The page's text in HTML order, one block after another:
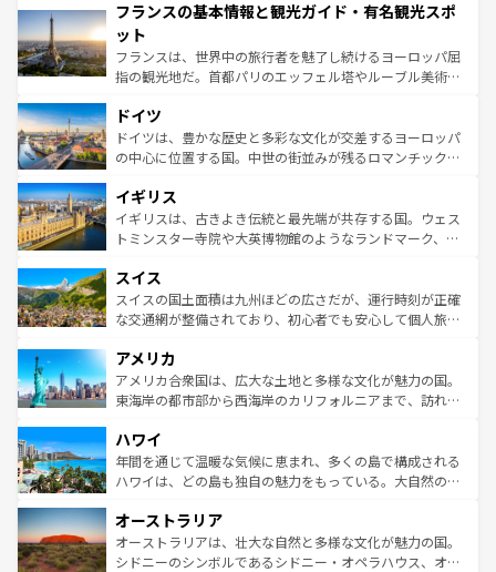
ませてくれるイタリアで、忘れられない旅をしてみよう！
なお、新着のイタリア情報は
しい。
文化が根付くこの国では、情熱的なフラメンコ、熱気あふ
れる闘牛、そして美味しいタパスが生活の一部となってい
る。首都マドリードの洗練された雰囲気や、バルセロナの
アートに溢れた街角から、地方では古代ローマ遺跡や中世
せる。地方によって風土や気候が異なるスペインはその個
性で訪れる人を魅了する。 なお、新着のスペイン情報は コ
ンテンツ一覧を参照してほしい。
フランスの基本情報と観光ガイド・有名観光スポ
ット
フランスは、世界中の旅行者を魅了し続けるヨーロッパ屈
指の観光地だ。首都パリのエッフェル塔やルーブル美術館
で、幅広い魅力が詰まっている。華麗な宮殿、歴史的な大
聖堂、美しいビーチ、そして豊かな自然が、訪れる者を心
から魅了する。また、フランスは美食の国としても知ら
いる。シャンパンの発祥地であるランス、プロヴァンスの
香り高いラベンダー畑など、多彩な楽しみ方が可能だ。さ
らに、パリ以外の地域にも魅力が溢れており、どの街角に
れる地方に足を運ぶとそれぞれで全く異なる文化を体験で
きるだろう。 なお、新着のフランス情報はコンテンツ一覧
を参照してほしい。
ドイツ
ドイツは、豊かな歴史と多彩な文化が交差するヨーロッパ
の中心に位置する国。中世の街並みが残るロマンチック街
顔を持つこの国は、どこを歩いても飽きることがない。ベ
ルリンの文化的活気、バイエルン州のアルプスの絶景、そ
してライン川沿いのワイン畑といった風景は必見。ビール
は、お酒好きな人にはぜひ体験してほしい。 なお、新着の
ドイツ情報はコンテンツ一覧を参照してほしい。
イギリス
イギリスは、古きよき伝統と最先端が共存する国。ウェス
トミンスター寺院や大英博物館のようなランドマーク、歴
リアごとに異なる魅力がある。また、優雅なアフタヌーン
ティー、ビール好きにはたまらない英国パブ、サッカー観
戦など、本場だからこそできる体験も豊富。イギリスを旅
ンツ一覧を参照してほしい。
スイス
スイスの国土面積は九州ほどの広さだが、運行時刻が正確
な交通網が整備されており、初心者でも安心して個人旅行
の建物がそのまま残る町や、スイスならではのユニークな
博物館もあり、アルプス観光だけでなく町歩きも満喫する
ことができる。国民の所得が高いため物価も高いが、旅行
ば市内交通費無料で観光を楽しむこともできる。 なお、新
着のスイス情報はコンテンツ一覧 を参照してほしい。
アメリカ
アメリカ合衆国は、広大な土地と多様な文化が魅力の国。
東海岸の都市部から西海岸のカリフォルニアまで、訪れる
のような巨大都市は、観光、ショッピング、エンターテイ
ンメントが詰まった刺激的なスポットだ。一方、アメリカ
西部には大自然が広がり、グランドキャニオンやイエロー
部のニューオーリンズでは、音楽と美食が融合した独特の
文化が魅力。旅行者はアメリカの各地域で異なる魅力を楽
しみながら、その多様性と豊かな歴史を感じることができ
ハワイ
年間を通じて温暖な気候に恵まれ、多くの島で構成される
ハワイは、どの島も独自の魅力をもっている。大自然の神
ワイ島は見逃せない。また、定番の観光地といえばオアフ
島だが、静かな自然を求めるならマウイ島やカウアイ島が
おすすめ。エメラルドグリーンに輝く海をはじめ、豊かな
オーストラリア
オーストラリアは、壮大な自然と多様な文化が魅力の国。
シドニーのシンボルであるシドニー・オペラハウス、オー